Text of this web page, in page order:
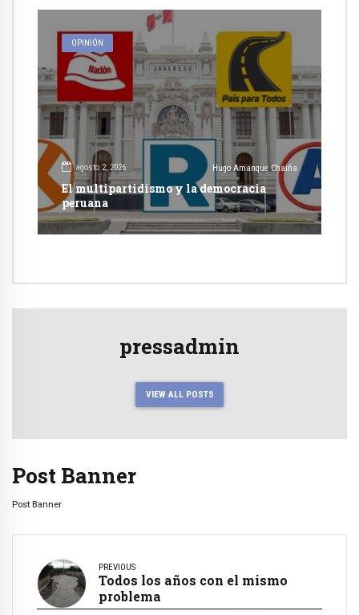
OPINIÓN
agosto 2, 2026 Hugo Amanque Chaiña
El multipartidismo y la democracia
peruana
pressadmin
VIEW ALL POSTS
Post Banner
Post Banner
PREVIOUS
Todos los años con el mismo
problema